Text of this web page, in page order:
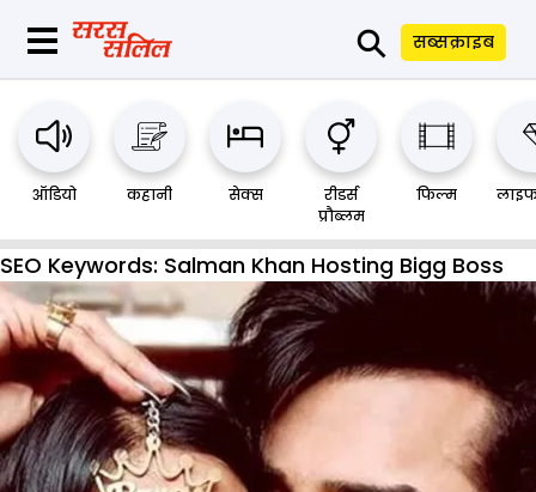
⚲ सब्सक्राइब
ऑडियो कहानी सेक्स
रीडर्स
प्रौब्लम
फिल्म
SEO Keywords: Salman Khan Hosting Bigg Boss